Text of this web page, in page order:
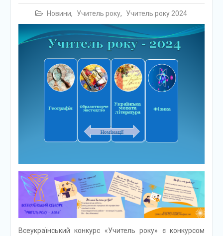
Новини, Учитель року, Учитель року 2024
Всеукраїнський конкурс «Учитель року» є конкурсом